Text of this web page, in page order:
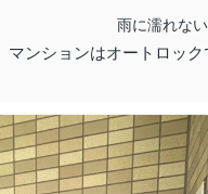
雨に濡れな
マンションはオートロッ